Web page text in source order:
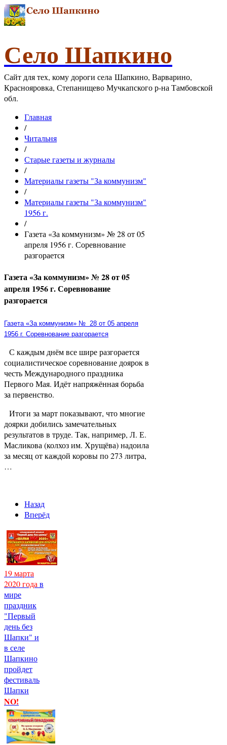
Село Шапкино
Сайт для тех, кому дороги села Шапкино, Варварино,
Краснояровка, Степанищево Мучкапского р-на Тамбовской
обл.
Главная
/
Читальня
/
Старые газеты и журналы
/
Материалы газеты "За коммунизм"
/
Материалы газеты "За коммунизм"
1956 г.
/
Газета «За коммунизм» № 28 от 05
апреля 1956 г. Соревнование
разгорается
Газета «За коммунизм» № 28 от 05
апреля 1956 г. Соревнование
разгорается
Газета «За коммунизм» № 28 от 05 апреля
1956 г. Соревнование разгорается
С каждым днём все шире разгорается
социалистическое соревнование доярок в
честь Международного праздника
Первого Мая. Идёт напряжённая борьба
за первенство.
Итоги за март показывают, что многие
доярки добились замечательных
результатов в труде. Так, например, Л. Е.
Масликова (колхоз им. Хрущёва) надоила
за месяц от каждой коровы по 273 литра,
…
Назад
Вперёд
19 марта
2020 года в
мире
праздник
"Первый
день без
Шапки" и
в селе
Шапкино
пройдет
фестиваль
Шапки
NO!